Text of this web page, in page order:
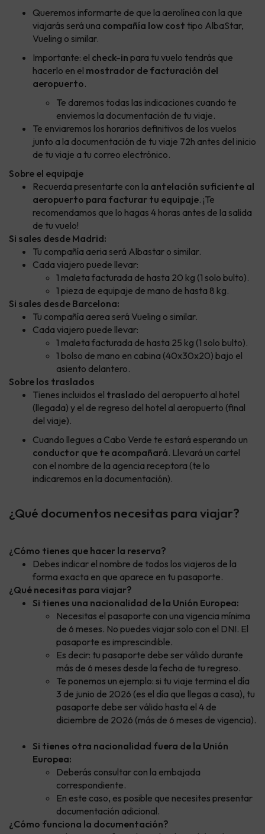
Queremos informarte de que la aerolínea con la que
viajarás será una compañía low cost tipo AlbaStar,
Vueling o similar.
Importante: el check-in para tu vuelo tendrás que
hacerlo en el mostrador de facturación del
aeropuerto.
Te daremos todas las indicaciones cuando te
enviemos la documentación de tu viaje.
Te enviaremos los horarios definitivos de los vuelos
junto a la documentación de tu viaje 72h antes del inicio
de tu viaje a tu correo electrónico.
Sobre el equipaje
Recuerda presentarte con la antelación suficiente al
aeropuerto para facturar tu equipaje. ¡Te
recomendamos que lo hagas 4 horas antes de la salida
de tu vuelo!
Si sales desde Madrid:
Tu compañía aeria será Albastar o similar.
Cada viajero puede llevar:
1 maleta facturada de hasta 20 kg (1 solo bulto).
1 pieza de equipaje de mano de hasta 8 kg.
Si sales desde Barcelona:
Tu compañía aerea será Vueling o similar.
Cada viajero puede llevar:
1 maleta facturada de hasta 25 kg (1 solo bulto).
1 bolso de mano en cabina (40x30x20) bajo el
asiento delantero.
Sobre los traslados
Tienes incluidos el traslado del aeropuerto al hotel
(llegada) y el de regreso del hotel al aeropuerto (final
del viaje).
Cuando llegues a Cabo Verde te estará esperando un
conductor que te acompañará. Llevará un cartel
con el nombre de la agencia receptora (te lo
indicaremos en la documentación).
¿Qué documentos necesitas para viajar?
¿Cómo tienes que hacer la reserva?
Debes indicar el nombre de todos los viajeros de la
forma exacta en que aparece en tu pasaporte.
¿Qué necesitas para viajar?
Si tienes una nacionalidad de la Unión Europea:
Necesitas el pasaporte con una vigencia mínima
de 6 meses. No puedes viajar solo con el DNI. El
pasaporte es imprescindible.
Es decir: tu pasaporte debe ser válido durante
más de 6 meses desde la fecha de tu regreso.
Te ponemos un ejemplo: si tu viaje termina el día
3 de junio de 2026 (es el día que llegas a casa), tu
pasaporte debe ser válido hasta el 4 de
diciembre de 2026 (más de 6 meses de vigencia).
Si tienes otra nacionalidad fuera de la Unión
Europea:
Deberás consultar con la embajada
correspondiente.
En este caso, es posible que necesites presentar
documentación adicional.
¿Cómo funciona la documentación?